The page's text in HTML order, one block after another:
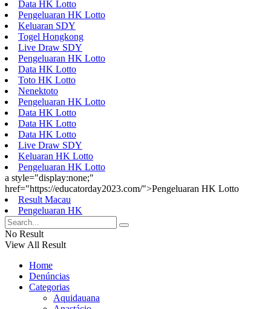
Data HK Lotto
Pengeluaran HK Lotto
Keluaran SDY
Togel Hongkong
Live Draw SDY
Pengeluaran HK Lotto
Data HK Lotto
Toto HK Lotto
Nenektoto
Pengeluaran HK Lotto
Data HK Lotto
Data HK Lotto
Data HK Lotto
Live Draw SDY
Keluaran HK Lotto
Pengeluaran HK Lotto
a style="display:none;"
href="https://educatorday2023.com/">Pengeluaran HK Lotto
Result Macau
Pengeluaran HK
No Result
View All Result
Home
Denúncias
Categorias
Aquidauana